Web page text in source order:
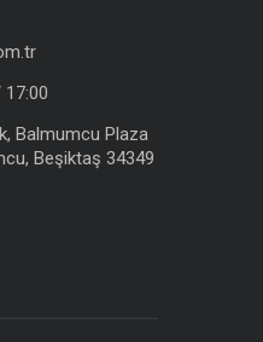
Balmumcu Plaza
Beşiktaş 34349